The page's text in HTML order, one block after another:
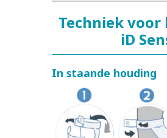
Techniek
iD
In staande houding